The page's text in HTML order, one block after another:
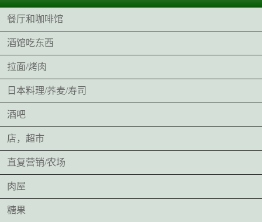
餐厅和咖啡馆
酒馆吃东西
拉面/烤肉
日本料理/荞麦/寿司
酒吧
店，超市
直复营销/农场
肉屋
糖果